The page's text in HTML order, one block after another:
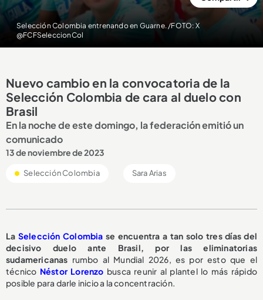
Selección Colombia entrenando en Guarne. /FOTO: X
@FCFSeleccionCol
Nuevo cambio en la convocatoria de la
Selección Colombia de cara al duelo con
Brasil
En la noche de este domingo, la federación emitió un
comunicado
13 de noviembre de 2023
Selección Colombia Sara Arias
La Selección Colombia se encuentra a tan solo tres días del
decisivo duelo ante Brasil, por las eliminatorias
sudamericanas rumbo al Mundial 2026, es por esto que el
técnico Néstor Lorenzo busca reunir al plantel lo más rápido
posible para darle inicio a la concentración.